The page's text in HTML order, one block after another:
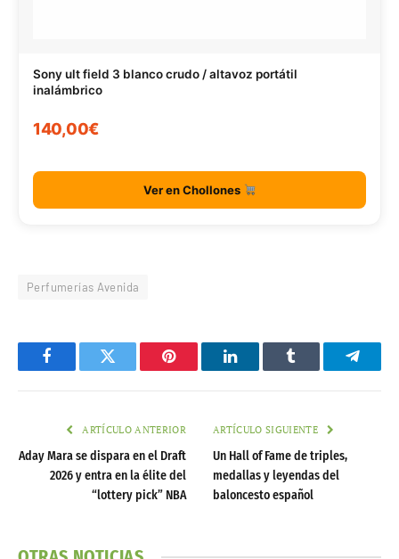
Sony ult field 3 blanco crudo / altavoz portátil
inalámbrico
140,00€
Ver en Chollones
Perfumerías Avenida
FacebookTwitter Pinterest LinkedInTumblr
ARTÍCULO ANTERIOR
Aday Mara se dispara en el Draft
2026 y entra en la élite del
“lottery pick” NBA
ARTÍCULO SIGUIENTE
Un Hall of Fame de triples,
medallas y leyendas del
baloncesto español